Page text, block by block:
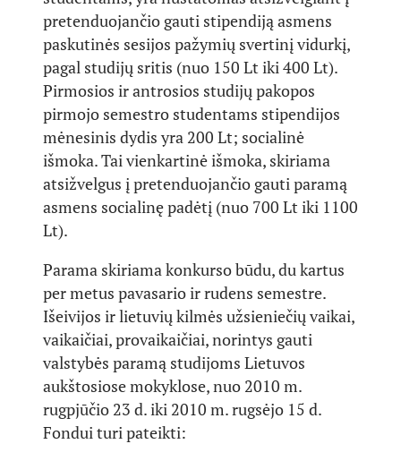
pretenduojančio gauti stipendiją asmens
paskutinės sesijos pažymių svertinį vidurkį,
pagal studijų sritis (nuo 150 Lt iki 400 Lt).
Pirmosios ir antrosios studijų pakopos
pirmojo semestro studentams stipendijos
mėnesinis dydis yra 200 Lt; socialinė
išmoka. Tai vienkartinė išmoka, skiriama
atsižvelgus į pretenduojančio gauti paramą
asmens socialinę padėtį (nuo 700 Lt iki 1100
Lt).
Parama skiriama konkurso būdu, du kartus
per metus pavasario ir rudens semestre.
Išeivijos ir lietuvių kilmės užsieniečių vaikai,
vaikaičiai, provaikaičiai, norintys gauti
valstybės paramą studijoms Lietuvos
aukštosiose mokyklose, nuo 2010 m.
rugpjūčio 23 d. iki 2010 m. rugsėjo 15 d.
Fondui turi pateikti: